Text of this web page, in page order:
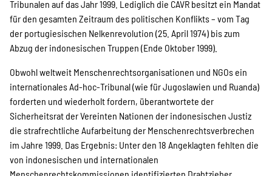
Transparenz
Kontakt
english
Tribunalen auf das Jahr 1999. Lediglich die CAVR besitzt ein Mandat
für den gesamten Zeitraum des politischen Konflikts – vom Tag
der portugiesischen Nelkenrevolution (25. April 1974) bis zum
Abzug der indonesischen Truppen (Ende Oktober 1999).
Obwohl weltweit Menschenrechtsorganisationen und NGOs ein
internationales Ad-hoc-Tribunal (wie für Jugoslawien und Ruanda)
forderten und wiederholt fordern, überantwortete der
Sicherheitsrat der Vereinten Nationen der indonesischen Justiz
die strafrechtliche Aufarbeitung der Menschenrechtsverbrechen
im Jahre 1999. Das Ergebnis: Unter den 18 Angeklagten fehlten die
von indonesischen und internationalen